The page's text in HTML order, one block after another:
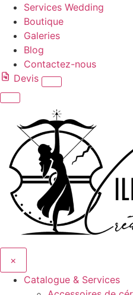
Services Wedding
Boutique
Galeries
Blog
Contactez-nous
Devis
×
Catalogue & Services